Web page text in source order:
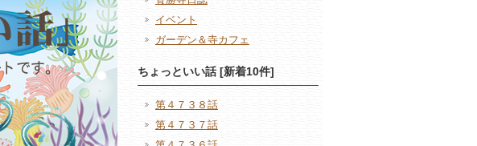
イベント
ガーデン＆寺カフェ
ちょっといい話 [新着10件]
第４７３８話
第４７３７話